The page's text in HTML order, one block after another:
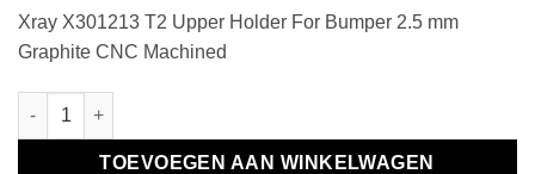
Xray X301213 T2 Upper Holder For Bumper 2.5 mm
Graphite CNC Machined
T2 Upper Holder For Bumper 2.5 mm Graphite CNC Machined
TOEVOEGEN AAN WINKELWAGEN